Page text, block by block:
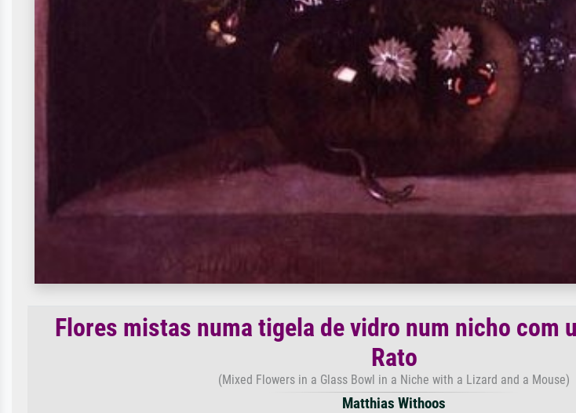
Flores mistas numa tigela de vidro num nicho com
Rato
(Mixed Flowers in a Glass Bowl in a Niche with a Lizard and a Mouse)
Matthias Withoos